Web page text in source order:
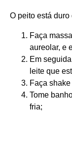
O peito está
Faça
aureolar, e
Em
leite que
Faça
Tome
fria;